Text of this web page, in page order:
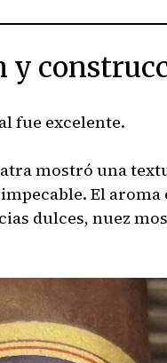
y
fue excelente.
mostró una
El
dulces, nuez